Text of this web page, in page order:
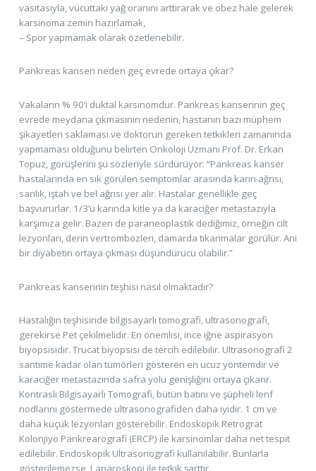
vasıtasıyla, vücuttaki yağ oranını arttırarak ve obez hale gelerek
karsinoma zemin hazırlamak,
– Spor yapmamak olarak özetlenebilir.
Pankreas kanseri neden geç evrede ortaya çıkar?
Vakaların % 90’ı duktal karsinomdur. Pankreas kanserinin geç
evrede meydana çıkmasının nedenin, hastanın bazı müphem
şikayetleri saklaması ve doktorun gereken tetkikleri zamanında
yapmaması olduğunu belirten Onkoloji Uzmanı Prof. Dr. Erkan
Topuz, görüşlerini şu sözleriyle sürdürüyor: “Pankreas kanser
hastalarında en sık görülen semptomlar arasında karın ağrısı,
sarılık, iştah ve bel ağrısı yer alır. Hastalar genellikle geç
başvururlar. 1/3’ü karında kitle ya da karaciğer metastazıyla
karşımıza gelir. Bazen de paraneoplastik dediğimiz, örneğin cilt
lezyonları, derin vertrombozleri, damarda tıkanmalar görülür. Ani
bir diyabetin ortaya çıkması düşündürücü olabilir.”
Pankreas kanserinin teşhisi nasıl olmaktadır?
Hastalığın teşhisinde bilgisayarlı tomografi, ultrasonografi,
gerekirse Pet çekilmelidir. En önemlisi, ince iğne aspirasyon
biyopsisidir. Trucat biyopsisi de tercih edilebilir. Ultrasonografi 2
santime kadar olan tümörleri gösteren en ucuz yöntemdir ve
karaciğer metastazında safra yolu genişliğini ortaya çıkarır.
Kontraslı Bilgisayarlı Tomografi, bütün batını ve şüpheli lenf
nodlarını göstermede ultrasonografiden daha iyidir. 1 cm ve
daha küçük lezyonları gösterebilir. Endoskopik Retrograt
Kolonjiyo Pankrearografi (ERCP) ile karsinomlar daha net tespit
edilebilir. Endoskopik Ultrasonografi kullanılabilir. Bunlarla
gösterilemezse, Laparoskopi ile tetkik şarttır.